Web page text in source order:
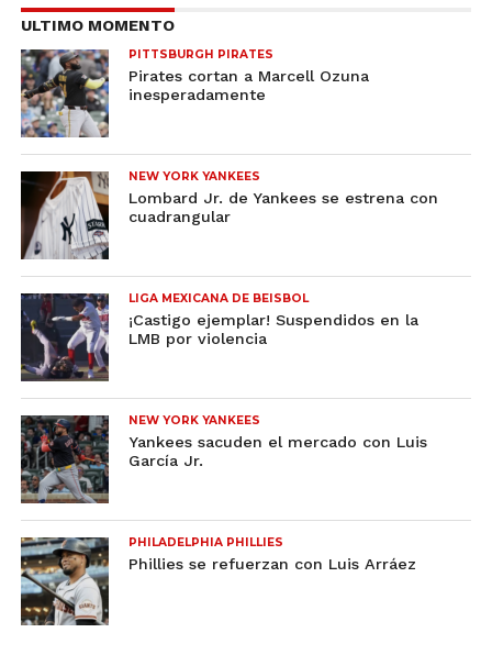
ULTIMO MOMENTO
PITTSBURGH PIRATES
Pirates cortan a Marcell Ozuna
inesperadamente
NEW YORK YANKEES
Lombard Jr. de Yankees se estrena con
cuadrangular
LIGA MEXICANA DE BEISBOL
¡Castigo ejemplar! Suspendidos en la
LMB por violencia
NEW YORK YANKEES
Yankees sacuden el mercado con Luis
García Jr.
PHILADELPHIA PHILLIES
Phillies se refuerzan con Luis Arráez